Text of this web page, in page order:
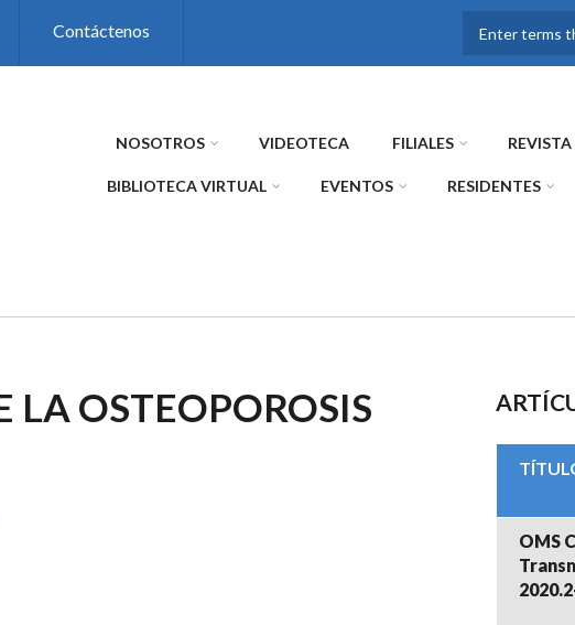
Contáctenos
NOSOTROS VIDEOTECA FILIALES
BIBLIOTECA VIRTUAL EVENTOS RESIDENTES
LA OSTEOPOROSIS
OMS